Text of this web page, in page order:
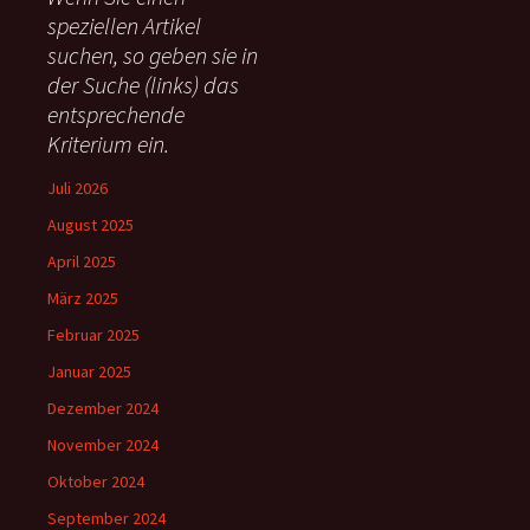
n
a
c
:
speziellen Artikel
suchen, so geben sie in
der Suche (links) das
entsprechende
Kriterium ein.
Juli 2026
August 2025
April 2025
März 2025
Februar 2025
Januar 2025
Dezember 2024
November 2024
Oktober 2024
September 2024